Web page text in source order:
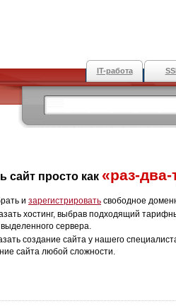
IT-работа
сайт просто как «раз-два-
и зарегистрировать свободное
хостинг, выбрав подходящий
выделенного сервера.
создание сайта у нашего
сайта любой сложности.